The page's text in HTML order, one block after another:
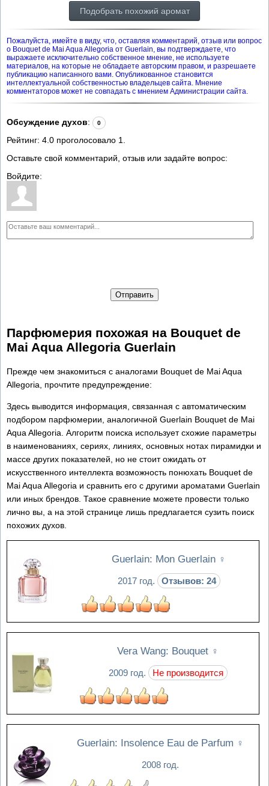
Подобрать похожий аромат
Пожалуйста, имейте в виду, что, оставляя комментарий, отзыв или вопрос
о Bouquet de Mai Aqua Allegoria от Guerlain, вы подтверждаете, что
выражаете исключительно собственное мнение, не используете
материалов, на которые не обладаете авторским правом, и разрешаете
публикацию написанного вами. Опубликованное становится
интеллектуальной собственностью владельцев сайта. Мнение
комментаторов может не совпадать с мнением Администрации сайта.
Обсуждение духов: 0
Рейтинг: 4.0 проголосовало 1
Оставьте свой комментарий, отзыв или задайте вопрос:
Войдите:
Отправить
Парфюмерия похожая на Bouquet de
Mai Aqua Allegoria Guerlain
Прежде чем знакомиться с аналогами Bouquet de Mai Aqua
Allegoria, прочтите предупреждение:
Здесь выводится информация, связанная с автоматическим
подбором парфюмерии, аналогичной Guerlain Bouquet de Mai
Aqua Allegoria. Алгоритм поиска использует схожие параметры
в наименованиях, сериях, линиях, основных нотах пирамидки и
массе других показателей, но не стоит ожидать от
искусственного интеллекта возможность понюхать Bouquet de
Mai Aqua Allegoria и сравнить его с другими ароматами Guerlain
или иных брендов. Такое сравнение можете провести только
лично вы, а на этой странице лишь предлагается сузить поиск
похожих духов.
Guerlain: Mon Guerlain ♀
2017 год. Отзывов: 24
Vera Wang: Bouquet ♀
2009 год. Не производится
Guerlain: Insolence Eau de Parfum ♀
2008 год.